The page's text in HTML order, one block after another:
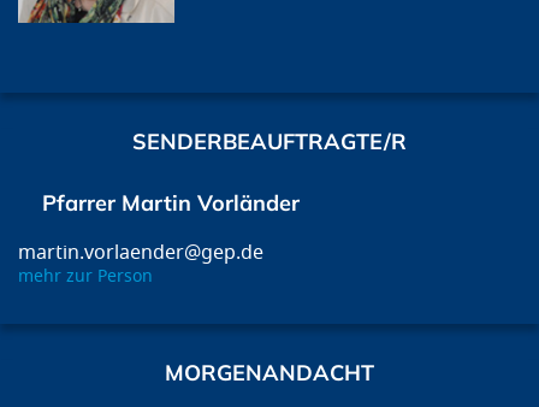
SENDERBEAUFTRAGTE/R
Pfarrer Martin Vorländer
martin.vorlaender@gep.de
mehr zur Person
MORGENANDACHT